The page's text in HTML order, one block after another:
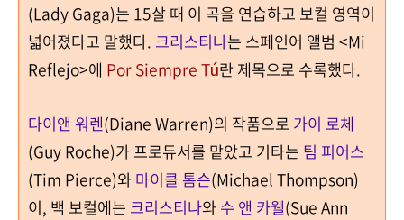
(Lady Gaga)는 15살 때 이 곡을 연습하고 보컬 영역이
넓어졌다고 말했다. 크리스티나는 스페인어 앨범 <Mi
Reflejo>에 PorSiempre Tú란 제목으로 수록했다.
다이앤 워렌(Diane Warren)의 작품으로 가이 로체
(Guy Roche)가 프로듀서를 맡았고 기타는 팀 피어스
(Tim Pierce)와마이클 톰슨(Michael Thompson)
이, 백 보컬에는 크리스티나와수 앤 카웰(Sue Ann